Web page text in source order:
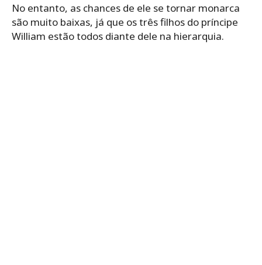
No entanto, as chances de ele se tornar monarca
são muito baixas, já que os três filhos do príncipe
William estão todos diante dele na hierarquia.